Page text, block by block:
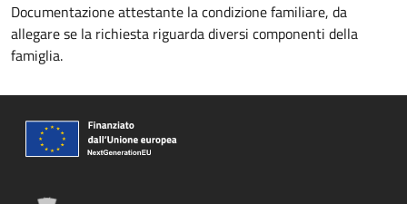
Documentazione attestante la condizione familiare, da
allegare se la richiesta riguarda diversi componenti della
famiglia.